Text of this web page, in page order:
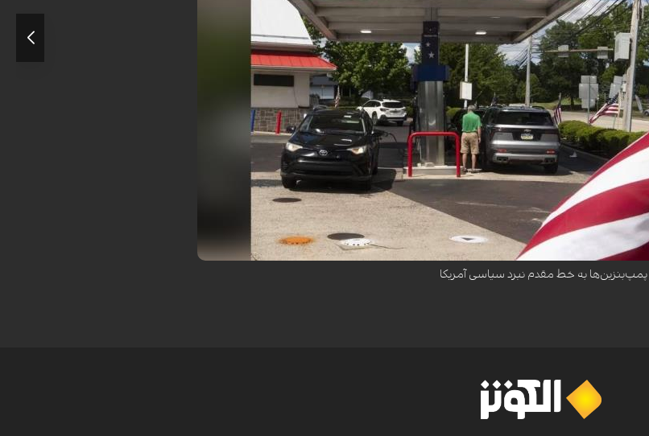
ایران، جایگاه‌های سوخت آمریکا را به خط مقدم رقابت‌های انتخاباتی میان‌دوره‌ای ۲۰۲۶ تبدیل ...
پمپ‌بنزین‌ها به خط مقدم نبرد سیاسی آمریکا